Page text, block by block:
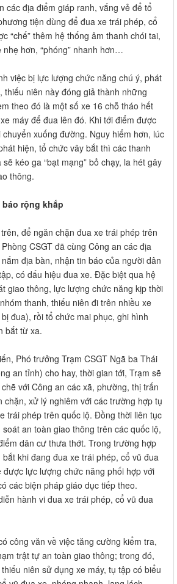
các địa điểm giáp ranh, vắng vẻ để tổ
tiện dùng để đua xe trái phép, cổ
“chế” thêm hệ thống âm thanh chói tai,
hơn, “phóng” nhanh hơn…
việc bị lực lượng chức năng chú ý, phát
thiếu niên này đóng giả thành những
theo đó là một số xe 16 chỗ tháo hết
máy để đua lên đó. Khi tới điểm được
xuống đường. Nguy hiểm hơn, lúc
hiện, tổ chức vây bắt thì các thanh
kéo ga “bạt mạng” bỏ chạy, la hét gây
thông.
rộng khắp
để ngăn chặn đua xe trái phép trên
CSGT đã cùng Công an các địa
địa bàn, nhận tin báo của người dân
có dấu hiệu đua xe. Đặc biệt qua hệ
giao thông, lực lượng chức năng kịp thời
thanh, thiếu niên đi trên nhiều xe
bị đua), rồi tổ chức mai phục, ghi hình
bắt từ xa.
Phó trưởng Trạm CSGT Ngã ba Thái
an tỉnh) cho hay, thời gian tới, Trạm sẽ
với Công an các xã, phường, thị trấn
chặn, xử lý nghiêm với các trường hợp tụ
trái phép trên quốc lộ. Đồng thời liên tục
an toàn giao thông trên các quốc lộ,
dân cư thưa thớt. Trong trường hợp
khi đang đua xe trái phép, cổ vũ đua
được lực lượng chức năng phối hợp với
các biện pháp giáo dục tiếp theo.
hành vi đua xe trái phép, cổ vũ đua
công văn về việc tăng cường kiểm tra,
trật tự an toàn giao thông; trong đó,
niên sử dụng xe máy, tụ tập có biểu